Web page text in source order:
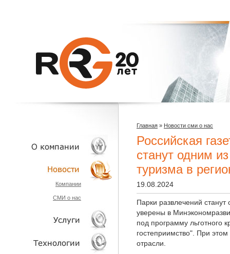
О КОМПАНИИ
НОВОСТИ
Компании
СМИ о нас
УСЛУГИ
Главная » Новости сми о нас
Российская
станут одним
туризма в
19.08.2024
Парки развлечений
уверены в
под программу льготного
гостеприимство". При
отрасли.